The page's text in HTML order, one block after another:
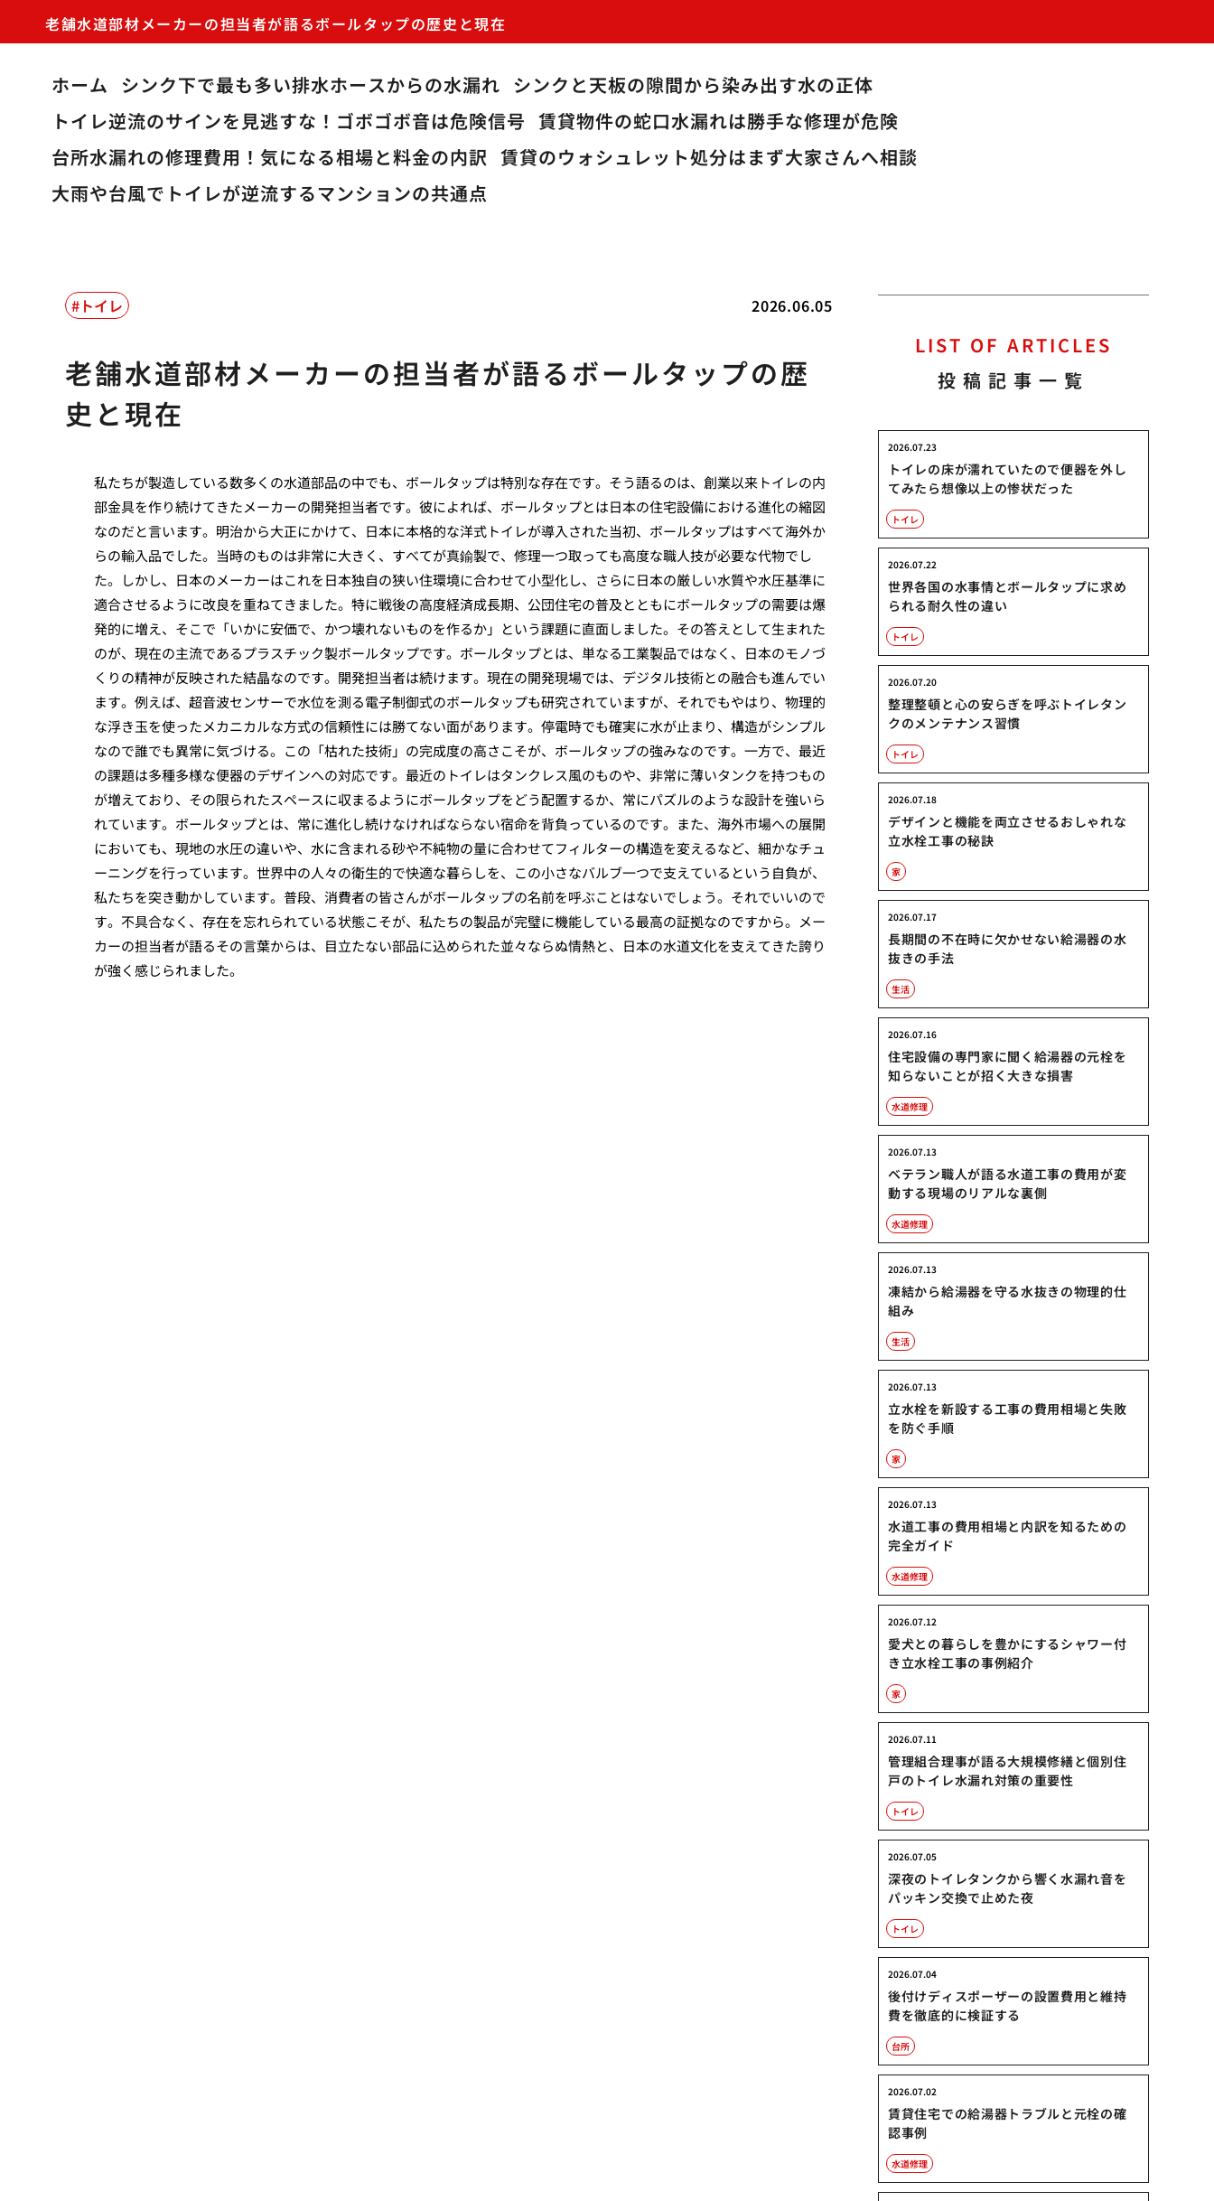
老舗水道部材メーカーの担当者が語るボールタップの歴史と現在
ホーム シンク下で最も多い排水ホースからの水漏れ シンクと天板の隙間から染み出す水の正体
トイレ逆流のサインを見逃すな！ゴボゴボ音は危険信号 賃貸物件の蛇口水漏れは勝手な修理が危険
台所水漏れの修理費用！気になる相場と料金の内訳 賃貸のウォシュレット処分はまず大家さんへ相談
大雨や台風でトイレが逆流するマンションの共通点
2026.06.05
トイレ
老舗水道部材メーカーの担当者が語るボールタップの歴
史と現在
私たちが製造している数多くの水道部品の中でも、ボールタップは特別な存在です。そう語るのは、創業以来トイレの内
部金具を作り続けてきたメーカーの開発担当者です。彼によれば、ボールタップとは日本の住宅設備における進化の縮図
なのだと言います。明治から大正にかけて、日本に本格的な洋式トイレが導入された当初、ボールタップはすべて海外か
らの輸入品でした。当時のものは非常に大きく、すべてが真鍮製で、修理一つ取っても高度な職人技が必要な代物でし
た。しかし、日本のメーカーはこれを日本独自の狭い住環境に合わせて小型化し、さらに日本の厳しい水質や水圧基準に
適合させるように改良を重ねてきました。特に戦後の高度経済成長期、公団住宅の普及とともにボールタップの需要は爆
発的に増え、そこで「いかに安価で、かつ壊れないものを作るか」という課題に直面しました。その答えとして生まれた
のが、現在の主流であるプラスチック製ボールタップです。ボールタップとは、単なる工業製品ではなく、日本のモノづ
くりの精神が反映された結晶なのです。開発担当者は続けます。現在の開発現場では、デジタル技術との融合も進んでい
ます。例えば、超音波センサーで水位を測る電子制御式のボールタップも研究されていますが、それでもやはり、物理的
な浮き玉を使ったメカニカルな方式の信頼性には勝てない面があります。停電時でも確実に水が止まり、構造がシンプル
なので誰でも異常に気づける。この「枯れた技術」の完成度の高さこそが、ボールタップの強みなのです。一方で、最近
の課題は多種多様な便器のデザインへの対応です。最近のトイレはタンクレス風のものや、非常に薄いタンクを持つもの
が増えており、その限られたスペースに収まるようにボールタップをどう配置するか、常にパズルのような設計を強いら
れています。ボールタップとは、常に進化し続けなければならない宿命を背負っているのです。また、海外市場への展開
においても、現地の水圧の違いや、水に含まれる砂や不純物の量に合わせてフィルターの構造を変えるなど、細かなチュ
ーニングを行っています。世界中の人々の衛生的で快適な暮らしを、この小さなバルブ一つで支えているという自負が、
私たちを突き動かしています。普段、消費者の皆さんがボールタップの名前を呼ぶことはないでしょう。それでいいので
す。不具合なく、存在を忘れられている状態こそが、私たちの製品が完璧に機能している最高の証拠なのですから。メー
カーの担当者が語るその言葉からは、目立たない部品に込められた並々ならぬ情熱と、日本の水道文化を支えてきた誇り
が強く感じられました。
LIST OF ARTICLES
投稿記事一覧
トイレの床が濡れていたので便器を外し
てみたら想像以上の惨状だった
2026.07.23
トイレ
世界各国の水事情とボールタップに求め
られる耐久性の違い
2026.07.22
トイレ
整理整頓と心の安らぎを呼ぶトイレタン
クのメンテナンス習慣
2026.07.20
トイレ
デザインと機能を両立させるおしゃれな
立水栓工事の秘訣
2026.07.18
家
長期間の不在時に欠かせない給湯器の水
抜きの手法
2026.07.17
生活
住宅設備の専門家に聞く給湯器の元栓を
知らないことが招く大きな損害
2026.07.16
水道修理
ベテラン職人が語る水道工事の費用が変
動する現場のリアルな裏側
2026.07.13
水道修理
凍結から給湯器を守る水抜きの物理的仕
組み
2026.07.13
生活
立水栓を新設する工事の費用相場と失敗
を防ぐ手順
2026.07.13
家
水道工事の費用相場と内訳を知るための
完全ガイド
2026.07.13
水道修理
愛犬との暮らしを豊かにするシャワー付
き立水栓工事の事例紹介
2026.07.12
家
管理組合理事が語る大規模修繕と個別住
戸のトイレ水漏れ対策の重要性
2026.07.11
トイレ
深夜のトイレタンクから響く水漏れ音を
パッキン交換で止めた夜
2026.07.05
トイレ
後付けディスポーザーの設置費用と維持
費を徹底的に検証する
2026.07.04
台所
賃貸住宅での給湯器トラブルと元栓の確
認事例
2026.07.02
水道修理